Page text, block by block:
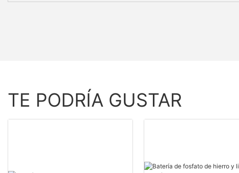
TE PODRÍA GUSTAR